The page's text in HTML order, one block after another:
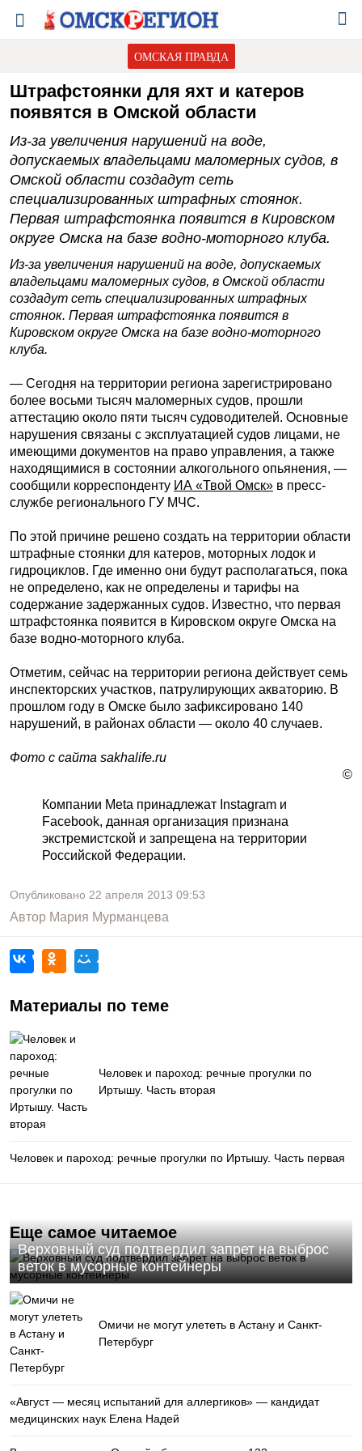
ОМСКАЯ ПРАВДА
Штрафстоянки для яхт и катеров
появятся в Омской области
Из-за увеличения нарушений на воде,
допускаемых владельцами маломерных судов, в
Омской области создадут сеть
специализированных штрафных стоянок.
Первая штрафстоянка появится в Кировском
округе Омска на базе водно-моторного клуба.
Из-за увеличения нарушений на воде, допускаемых
владельцами маломерных судов, в Омской области
создадут сеть специализированных штрафных
стоянок. Первая штрафстоянка появится в
Кировском округе Омска на базе водно-моторного
клуба.
— Сегодня на территории региона зарегистрировано
более восьми тысяч маломерных судов, прошли
аттестацию около пяти тысяч судоводителей. Основные
нарушения связаны с эксплуатацией судов лицами, не
имеющими документов на право управления, а также
находящимися в состоянии алкогольного опьянения, —
сообщили корреспонденту ИА «Твой Омск» в пресс-
службе регионального ГУ МЧС.
По этой причине решено создать на территории области
штрафные стоянки для катеров, моторных лодок и
гидроциклов. Где именно они будут располагаться, пока
не определено, как не определены и тарифы на
содержание задержанных судов. Известно, что первая
штрафстоянка появится в Кировском округе Омска на
базе водно-моторного клуба.
Отметим, сейчас на территории региона действует семь
инспекторских участков, патрулирующих акваторию. В
прошлом году в Омске было зафиксировано 140
нарушений, в районах области — около 40 случаев.
Фото с сайта sakhalife.ru
©
Компании Meta принадлежат Instagram и
Facebook, данная организация признана
экстремистской и запрещена на территории
Российской Федерации.
Опубликовано 22 апреля 2013 09:53
Автор Мария Мурманцева
Материалы по теме
Человек и пароход: речные прогулки по
Иртышу. Часть вторая
Человек и пароход: речные прогулки по Иртышу. Часть первая
Еще самое читаемое
Верховный суд подтвердил запрет на выброс
веток в мусорные контейнеры
Омичи не могут улететь в Астану и Санкт-
Петербург
«Август — месяц испытаний для аллергиков» — кандидат
медицинских наук Елена Надей